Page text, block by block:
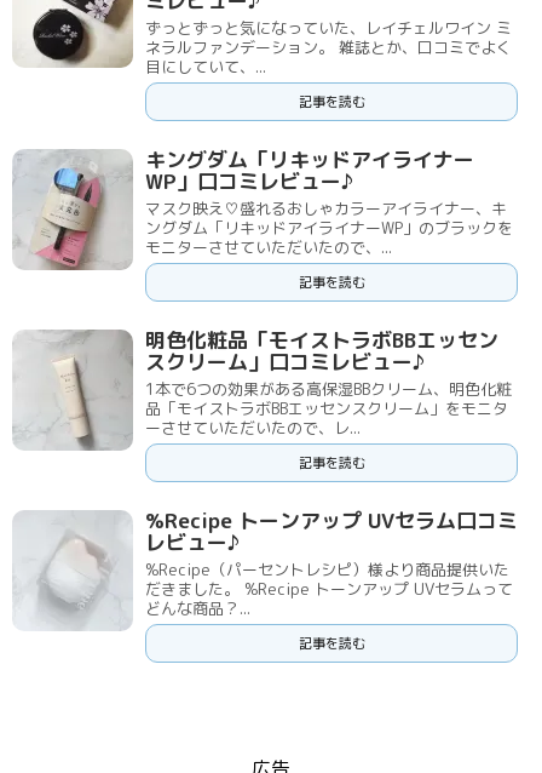
ずっとずっと気になっていた、レイチェルワイン ミ
ネラルファンデーション。 雑誌とか、口コミでよく
目にしていて、...
記事を読む
キングダム「リキッドアイライナー
WP」口コミレビュー♪
マスク映え♡盛れるおしゃカラーアイライナー、キ
ングダム「リキッドアイライナーWP」のブラックを
モニターさせていただいたので、...
記事を読む
明色化粧品「モイストラボBBエッセン
スクリーム」口コミレビュー♪
1本で6つの効果がある高保湿BBクリーム、明色化粧
品「モイストラボBBエッセンスクリーム」をモニタ
ーさせていただいたので、レ...
記事を読む
%Recipe トーンアップ UVセラム口コミ
レビュー♪
%Recipe（パーセントレシピ）様より商品提供いた
だきました。 %Recipe トーンアップ UVセラムって
どんな商品？...
記事を読む